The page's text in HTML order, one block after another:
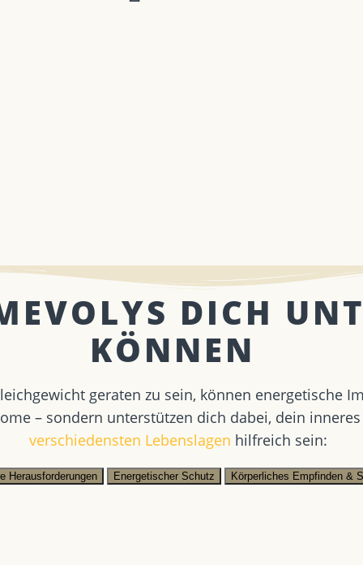
DICH
KÖNNEN ​
geraten zu sein, können energetische
– sondern unterstützen dich dabei, dein
verschiedensten Lebenslagen hilfreich sein:
Herausforderungen Energetischer Schutz Körperliches Empfinden &